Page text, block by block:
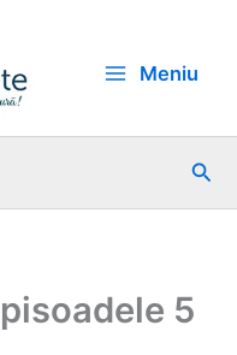
Meniu
5